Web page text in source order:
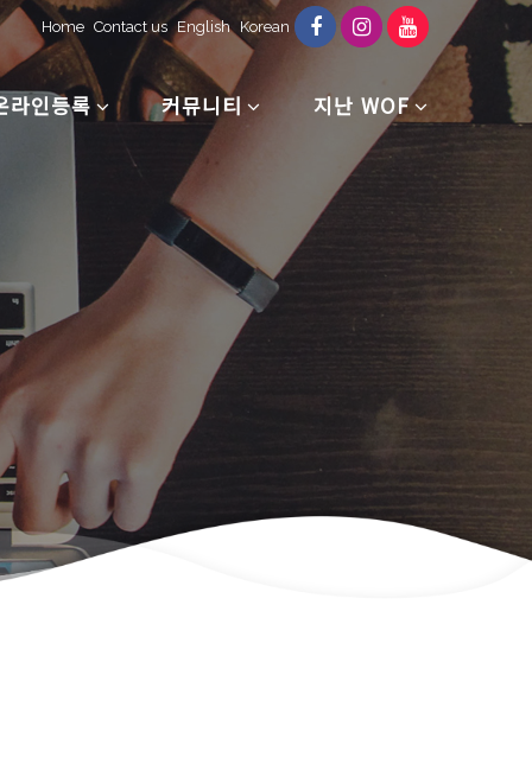
Home Contact us English Korean
라인등록 커뮤니티 지난 WOF